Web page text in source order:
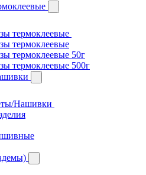
термоклеевые
термоклеевые
термоклеевые 50г
термоклеевые 500г
Нашивки